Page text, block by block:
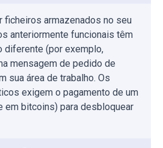
ficheiros armazenados no seu
anteriormente funcionais têm
diferente (por exemplo,
mensagem de pedido de
sua área de trabalho. Os
exigem o pagamento de um
em bitcoins) para desbloquear